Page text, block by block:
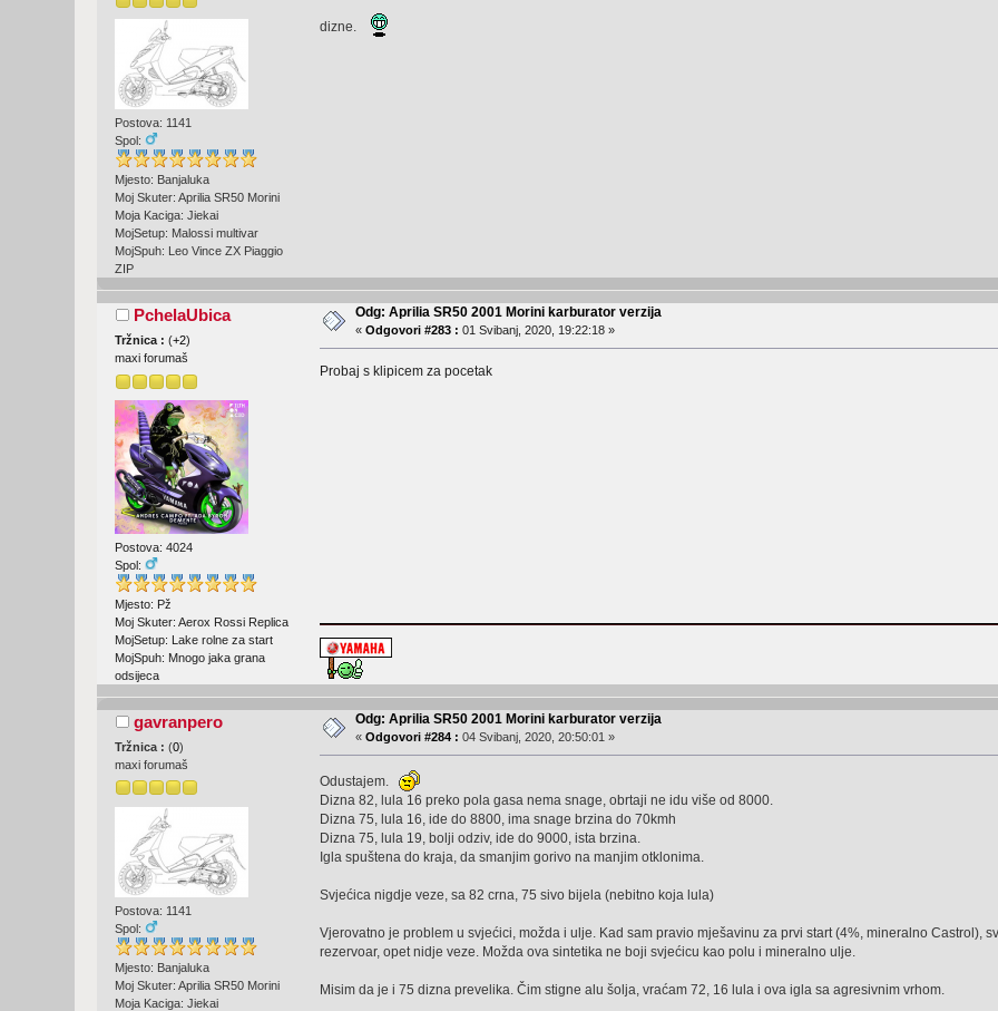
Postova: 1141
Spol:
Mjesto: Banjaluka
Moj Skuter: Aprilia SR50 Morini
Moja Kaciga: Jiekai
MojSetup: Malossi multivar
MojSpuh: Leo Vince ZX Piaggio
ZIP
dizne.
PchelaUbica
Tržnica :(+2)
maxi forumaš
Postova: 4024
Spol:
Mjesto: Pž
Moj Skuter: Aerox Rossi Replica
MojSetup: Lake rolne za start
MojSpuh: Mnogo jaka grana
odsijeca
Odg: Aprilia SR50 2001 Morini karburator verzija
«Odgovori #283 : 01 Svibanj, 2020, 19:22:18 »
Probaj s klipicem za pocetak
gavranpero
Tržnica :(0)
maxi forumaš
Postova: 1141
Spol:
Mjesto: Banjaluka
Moj Skuter: Aprilia SR50 Morini
Moja Kaciga: Jiekai
Odg: Aprilia SR50 2001 Morini karburator verzija
«Odgovori #284 : 04 Svibanj, 2020, 20:50:01 »
Odustajem.
Dizna 82, lula 16 preko pola gasa nema snage, obrtaji ne idu više od 8000.
Dizna 75, lula 16, ide do 8800, ima snage brzina do 70kmh
Dizna 75, lula 19, bolji odziv, ide do 9000, ista brzina.
Igla spuštena do kraja, da smanjim gorivo na manjim otklonima.
Svjećica nigdje veze, sa 82 crna, 75 sivo bijela (nebitno koja lula)
Vjerovatno je problem u svjećici, možda i ulje. Kad sam pravio mješavinu za prvi start (4%, mineralno Castrol),
rezervoar, opet nidje veze. Možda ova sintetika ne boji svjećicu kao polu i mineralno ulje.
Misim da je i 75 dizna prevelika. Čim stigne alu šolja, vraćam 72, 16 lula i ova igla sa agresivnim vrhom.